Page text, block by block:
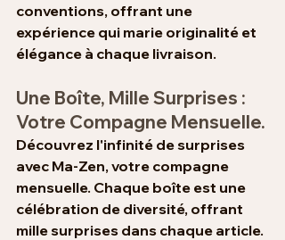
conventions, offrant une
expérience qui marie originalité et
élégance à chaque livraison.
Une Boîte, Mille Surprises :
Votre Compagne Mensuelle.
Découvrez l'infinité de surprises
avec Ma-Zen, votre compagne
mensuelle. Chaque boîte est une
célébration de diversité, offrant
mille surprises dans chaque article.